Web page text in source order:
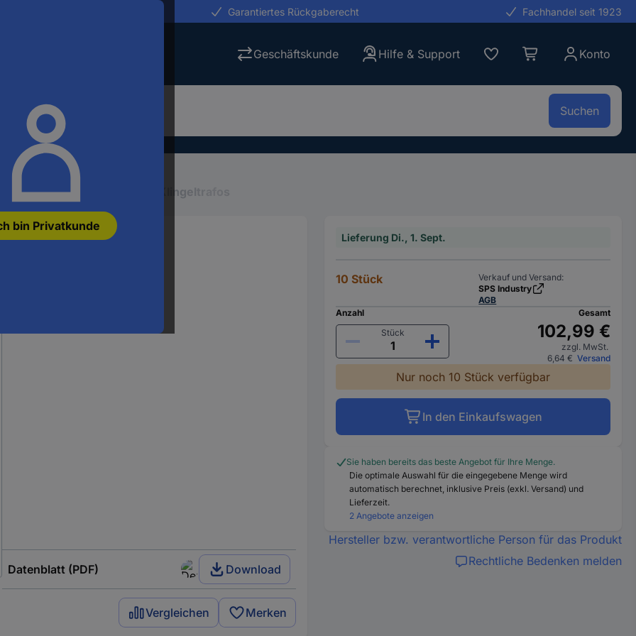
bin Privatkunde
Garantiertes Rückgaberecht Fachhandel seit 1923
Geschäftskunde Hilfe & Support Konto
Suchen
Klingel & Gong Klingeltrafos
Datenblatt (PDF) Download
Vergleichen Merken
Lieferung Di., 1. Sept.
10 Stück
Verkauf und Versand:
SPS Industry
AGB
Anzahl
Stück
Gesamt
102,99 €
zzgl. MwSt.
6,64 € Versand
Nur noch 10 Stück verfügbar
In den Einkaufswagen
Sie haben bereits das beste Angebot für Ihre Menge.
Die optimale Auswahl für die eingegebene Menge wird
automatisch berechnet, inklusive Preis (exkl. Versand) und
Lieferzeit.
2 Angebote anzeigen
Hersteller bzw. verantwortliche Person für das Produkt
Rechtliche Bedenken melden